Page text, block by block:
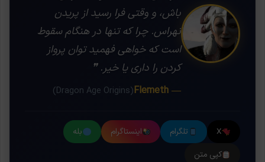
باش، و وقتی فرا رسید از پریدن
نهراس. چرا که تنها در هنگام سقوط
است که خواهی فهمید توان پرواز
کردن را داری یا خیر. ❞
— Flemeth
(Dragon Age Origins)
X تلگرام اینستاگرام
بله
کپی متن